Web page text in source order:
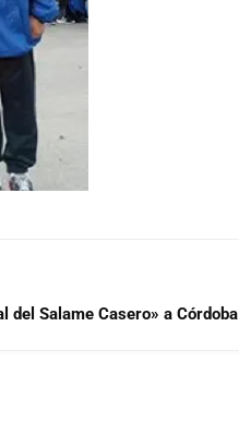
del Salame Casero» a Córdoba